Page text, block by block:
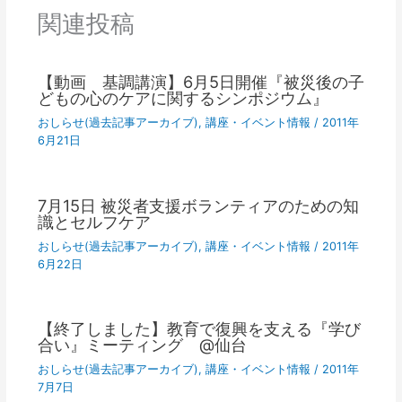
関連投稿
【動画 基調講演】6月5日開催『被災後の子
どもの心のケアに関するシンポジウム』
おしらせ(過去記事アーカイブ), 講座・イベント情報 / 2011年
6月21日
7月15日 被災者支援ボランティアのための知
識とセルフケア
おしらせ(過去記事アーカイブ), 講座・イベント情報 / 2011年
6月22日
【終了しました】教育で復興を支える『学び
合い』ミーティング @仙台
おしらせ(過去記事アーカイブ), 講座・イベント情報 / 2011年
7月7日